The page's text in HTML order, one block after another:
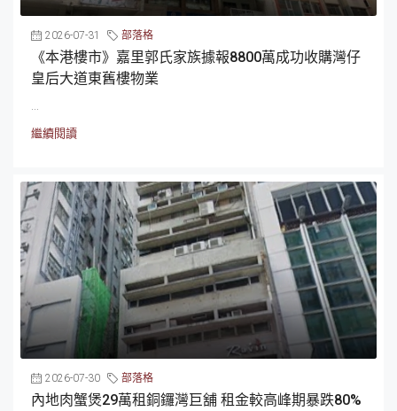
2026-07-31 部落格
《本港樓市》嘉里郭氏家族據報8800萬成功收購灣仔
皇后大道東舊樓物業
繼續閱讀
2026-07-30 部落格
內地肉蟹煲29萬租銅鑼灣巨舖 租金較高峰期暴跌80%